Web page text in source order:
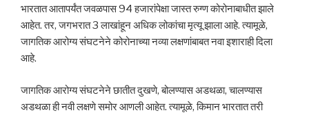
भारतात आतापर्यंत जवळपास 94 हजारांपेक्षा जास्त रुग्ण कोरोनाबाधीत झाले
आहेत. तर, जगभरात 3 लाखांहून अधिक लोकांचा मृत्यू झाला आहे. त्यामूळे,
जागतिक आरोग्य संघटनेने कोरोनाच्या नव्या लक्षणांबाबत नवा इशाराही दिला
आहे.
जागतिक आरोग्य संघटनेने छातीत दुखणे, बोलण्यास अडथळा, चालण्यास
अडथळा ही नवी लक्षणे समोर आणली आहेत. त्यामूळे, किमान भारतात तरी